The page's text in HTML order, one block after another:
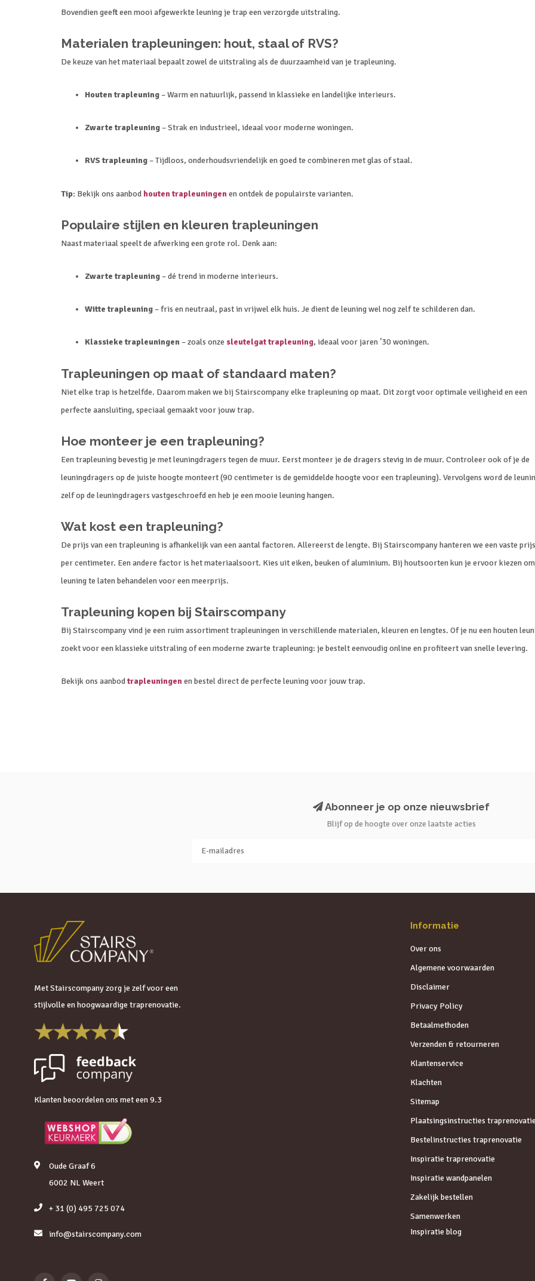
Bovendien geeft een mooi afgewerkte leuning je trap een verzorgde uitstraling.
Materialen trapleuningen: hout, staal of RVS?
De keuze van het materiaal bepaalt zowel de uitstraling als de duurzaamheid van je trapleuning.
Houten trapleuning – Warm en natuurlijk, passend in klassieke en landelijke interieurs.
Zwarte trapleuning – Strak en industrieel, ideaal voor moderne woningen.
RVS trapleuning – Tijdloos, onderhoudsvriendelijk en goed te combineren met glas of staal.
Tip: Bekijk ons aanbod houten trapleuningenen ontdek de populairste varianten.
Populaire stijlen en kleuren trapleuningen
Naast materiaal speelt de afwerking een grote rol. Denk aan:
Zwarte trapleuning – dé trend in moderne interieurs.
Witte trapleuning – fris en neutraal, past in vrijwel elk huis. Je dient de leuning wel nog zelf te schilderen dan.
Klassieke trapleuningen – zoals onze sleutelgat trapleuning, ideaal voor jaren ’30 woningen.
Trapleuningen op maat of standaard maten?
Niet elke trap is hetzelfde. Daarom maken we bij Stairscompany elke trapleuning op maat. Dit zorgt voor optimale veiligheid en een
perfecte aansluiting, speciaal gemaakt voor jouw trap.
Hoe monteer je een trapleuning?
Een trapleuning bevestig je met leuningdragers tegen de muur. Eerst monteer je de dragers stevig in de muur. Controleer ook of je de
leuningdragers op de juiste hoogte monteert (90 centimeter is de gemiddelde hoogte voor een trapleuning). Vervolgens word de
zelf op de leuningdragers vastgeschroefd en heb je een mooie leuning hangen.
Wat kost een trapleuning?
De prijs van een trapleuning is afhankelijk van een aantal factoren. Allereerst de lengte. Bij Stairscompany hanteren we een vaste prijs
per centimeter. Een andere factor is het materiaalsoort. Kies uit eiken, beuken of aluminium. Bij houtsoorten kun je ervoor kiezen
leuning te laten behandelen voor een meerprijs.
Trapleuning kopen bij Stairscompany
Bij Stairscompany vind je een ruim assortiment trapleuningen in verschillende materialen, kleuren en lengtes. Of je nu een houten
zoekt voor een klassieke uitstraling of een moderne zwarte trapleuning: je bestelt eenvoudig online en profiteert van snelle levering.
Bekijk ons aanbodtrapleuningenen bestel direct de perfecte leuning voor jouw trap.
Abonneer je op onze nieuwsbrief
Blijf op de hoogte over onze laatste acties
Met Stairscompany zorg je zelf voor een
stijlvolle en hoogwaardige traprenovatie.
Klanten beoordelen ons met een 9.3
Oude Graaf 6
6002 NL Weert
+ 31 (0) 495 725 074
info@stairscompany.com
Informatie
Over ons
Algemene voorwaarden
Disclaimer
Privacy Policy
Betaalmethoden
Verzenden & retourneren
Klantenservice
Klachten
Sitemap
Plaatsingsinstructies traprenovatie
Bestelinstructies traprenovatie
Inspiratie traprenovatie
Inspiratie wandpanelen
Zakelijk bestellen
Samenwerken
Inspiratie blog